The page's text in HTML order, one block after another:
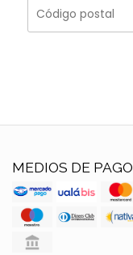
MEDIOS DE PAGO